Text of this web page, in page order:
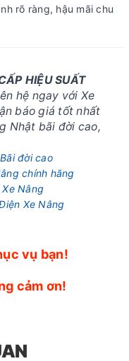
rõ ràng, hậu mãi chu
HIỆU SUẤT
hệ ngay với Xe
báo giá tốt nhất
Nhật bãi đời cao,
đời cao
chính hãng
Nâng
Xe Nâng
vụ bạn!
cảm ơn!